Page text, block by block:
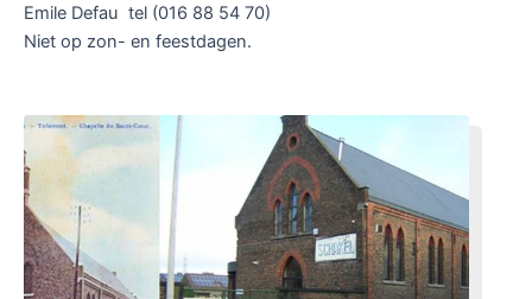
Emile Defau tel (016 88 54 70)
Niet op zon- en feestdagen.